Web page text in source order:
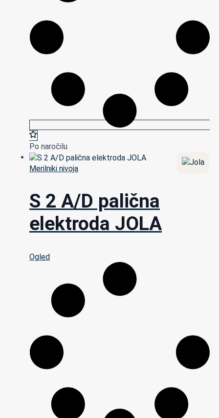
Po naročilu
Merilniki nivoja
S 2 A/D palična
elektroda JOLA
Ogled